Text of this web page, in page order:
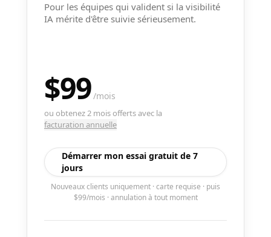
Pour les équipes qui valident si la visibilité
IA mérite d'être suivie sérieusement.
$99 /mois
ou obtenez 2 mois offerts avec la
facturation annuelle
Démarrer mon essai gratuit de 7
jours
Nouveaux clients uniquement · carte requise · puis
$99/mois · annulation à tout moment